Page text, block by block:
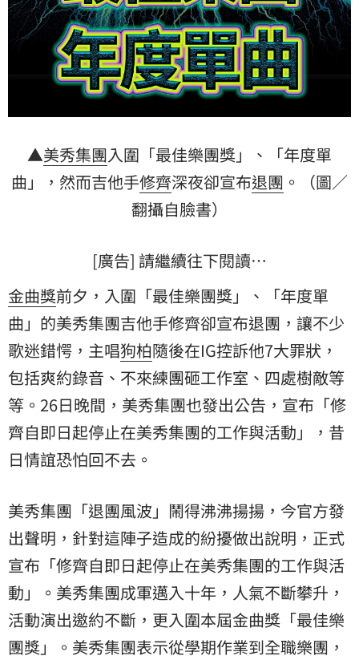
▲美秀集團入圍「最佳樂團獎」、「年度單
曲」，然而吉他手修齊深夜卻宣布退團 。（圖／
翻攝自臉書）
[廣告] 請繼續往下閱讀…
金曲獎前夕，入圍「最佳樂團獎」、「年度單
曲」的美秀集團吉他手修齊卻宣布退團，讓不少
歌迷錯愕，主唱狗柏隨後在IG控訴他7大罪狀，
包括爽約錄音、不來練團砸工作室、四處樹敵等
等。26日晚間，美秀集團也發出公告，宣布「修
齊自即日起停止在美秀集團的工作與活動」，昔
日情誼恐怕回不去。
美秀集團「退團風波」鬧得沸沸揚揚，今官方發
出聲明，針對這陣子造成的紛擾做出說明，正式
宣布「修齊自即日起停止在美秀集團的工作與活
動」。美秀集團成軍邁入十年，人氣不斷攀升，
活動演出邀約不斷，更入圍本屆金曲獎「最佳樂
團獎」。美秀集團表示從學期作業到全職樂團，